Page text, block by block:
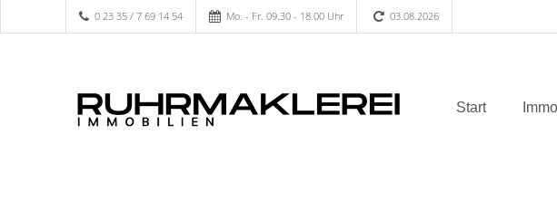
0 23 35 / 7 69 14 54 Mo. - Fr. 09.30 - 18.00 Uhr 03.08.2026
Start